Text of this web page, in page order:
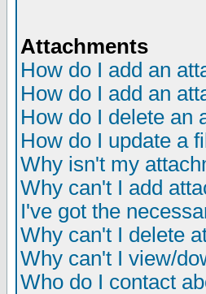
Attachments
How do I add an
How do I add an
How do I delete an
How do I update a
Why isn't my
Why can't I add
I've got the
Why can't I delete
Why can't I view/
Who do I contact